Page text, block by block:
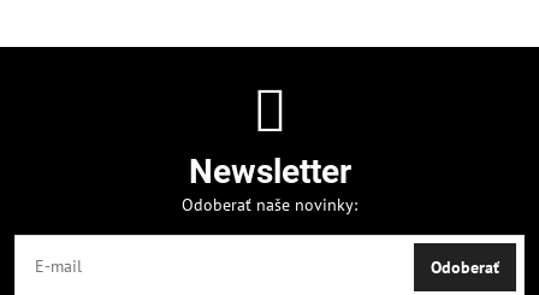
Newsletter
Odoberať naše novinky:
Odoberať